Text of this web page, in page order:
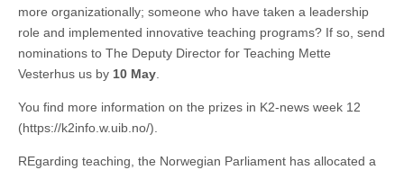
more organizationally; someone who have taken a leadership
role and implemented innovative teaching programs? If so, send
nominations to The Deputy Director for Teaching Mette
Vesterhus us by 10 May.
You find more information on the prizes in K2-news week 12
(https://k2info.w.uib.no/).
REgarding teaching, the Norwegian Parliament has allocated a